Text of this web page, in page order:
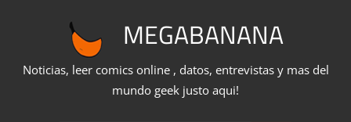
MEGABANANA
Noticias, leer comics online , datos, entrevistas y mas del
mundo geek justo aqui!